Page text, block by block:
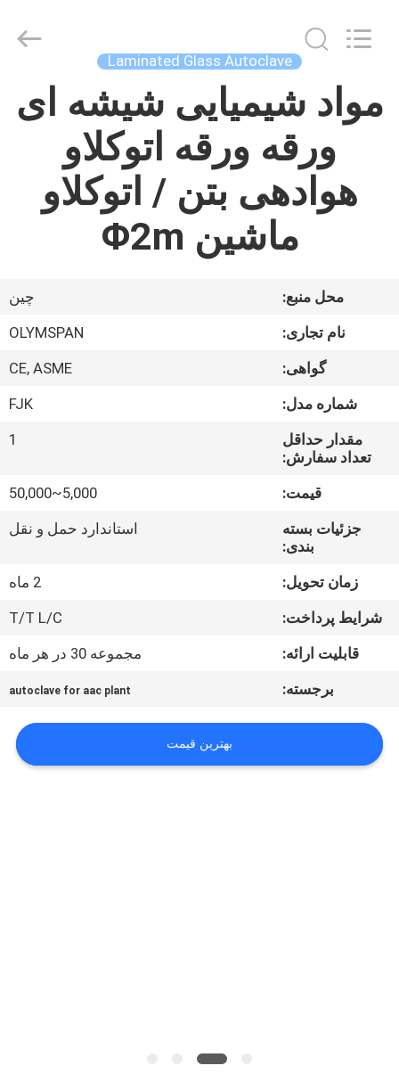
خانه
محصولات
درباره
کارخانه
کیفیت
تماس
اخبار
نقل قول
نقشه
Laminated Glass Autoclave
مواد شیمیایی شیشه ای
ورقه ورقه اتوکلاو
هوادهی بتن / اتوکلاو
ماشین Φ2m
محل منبع:
چین
نام تجاری:
OLYMSPAN
گواهی:
CE, ASME
شماره مدل:
FJK
مقدار حداقل
تعداد سفارش:
1
قیمت:
5,000~50,000
جزئیات بسته
بندی:
استاندارد حمل و نقل
زمان تحویل:
2 ماه
شرایط پرداخت:
T/T L/C
قابلیت ارائه:
مجموعه 30 در هر ماه
برجسته:
autoclave for aac plant
بهترین قیمت